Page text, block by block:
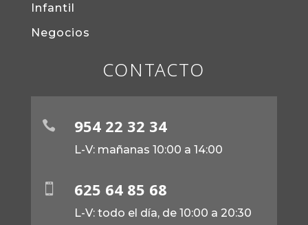
Infantil
Negocios
CONTACTO
 954 22 32 34
L-V: mañanas 10:00 a 14:00
 625 64 85 68
L-V: todo el día, de 10:00 a 20:30